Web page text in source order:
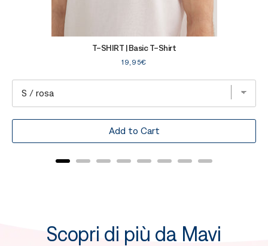
T-SHIRT | Basic T-Shirt
Price
19,95€
Add to Cart
Scopri di più da Mavi